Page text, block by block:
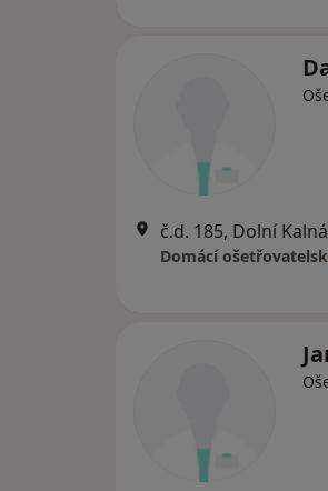
č.d. 185, Dolní Kalná
Domácí